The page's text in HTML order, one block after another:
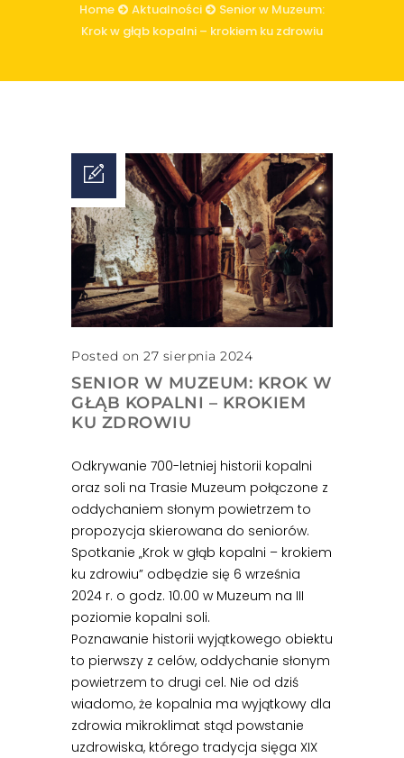
Home Aktualności
Senior w Muzeum:
Krok w głąb kopalni – krokiem ku zdrowiu
Posted on 27 sierpnia 2024
SENIOR W MUZEUM: KROK W
GŁĄB KOPALNI – KROKIEM
KU ZDROWIU
Odkrywanie 700-letniej historii kopalni
oraz soli na Trasie Muzeum połączone z
oddychaniem słonym powietrzem to
propozycja skierowana do seniorów.
Spotkanie „Krok w głąb kopalni – krokiem
ku zdrowiu” odbędzie się 6 września
2024 r. o godz. 10.00 w Muzeum na III
poziomie kopalni soli.
Poznawanie historii wyjątkowego obiektu
to pierwszy z celów, oddychanie słonym
powietrzem to drugi cel. Nie od dziś
wiadomo, że kopalnia ma wyjątkowy dla
zdrowia mikroklimat stąd powstanie
uzdrowiska, którego tradycja sięga XIX